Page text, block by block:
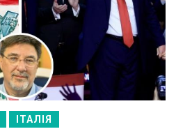
ІТАЛІЯ